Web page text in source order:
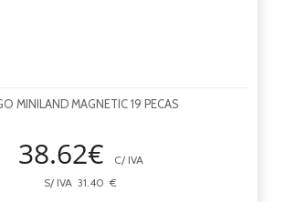
MINILAND MAGNETIC 19 PECAS
38.62€
C/ IVA
S/ IVA 31.40 €